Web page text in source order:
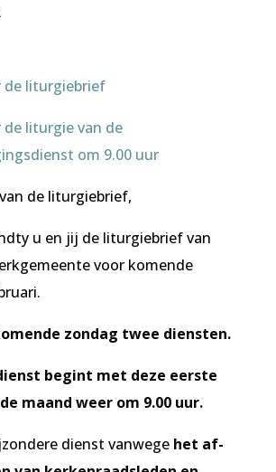
de liturgiebrief
de liturgie van de
om 9.00 uur
de liturgiebrief,
u en jij de liturgiebrief van
voor komende
zondag twee diensten.
begint met deze eerste
maand weer om 9.00 uur.
dienst vanwege het af-